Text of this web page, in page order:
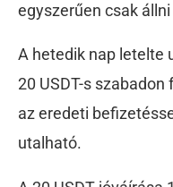
egyszerűen csak
A hetedik nap letelte
20 USDT-s
az eredeti
utalható.